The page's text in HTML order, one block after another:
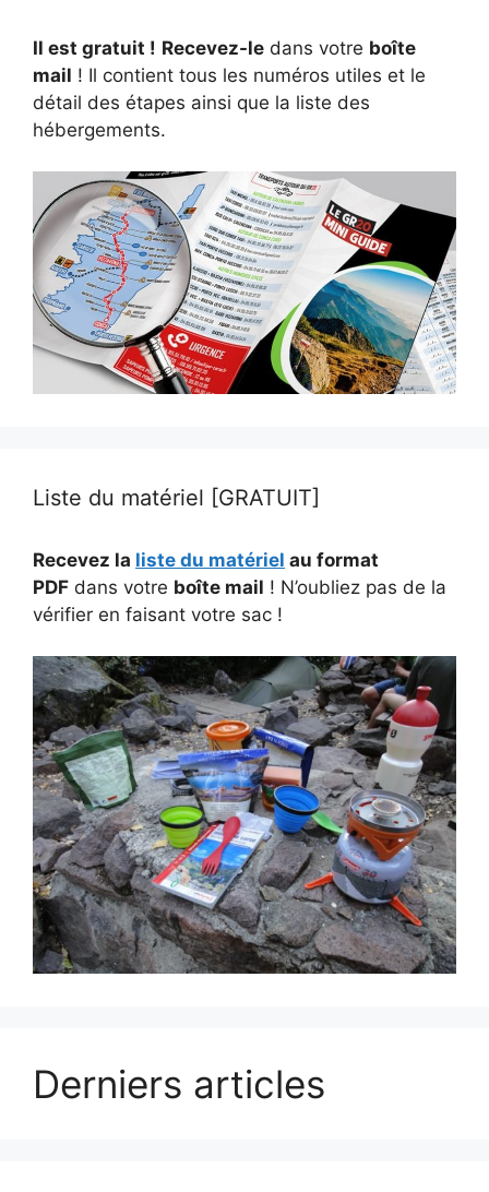
Il est gratuit ! Recevez-le dans votre boîte
mail ! Il contient tous les numéros utiles et le
détail des étapes ainsi que la liste des
hébergements.
Liste du matériel [GRATUIT]
Recevez la liste du matériel au format
PDF dans votre boîte mail ! N’oubliez pas de la
vérifier en faisant votre sac !
Derniers articles